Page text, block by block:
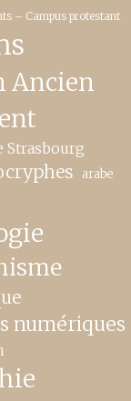
– Campus protestant
Ancien
Strasbourg
arabe
numériques